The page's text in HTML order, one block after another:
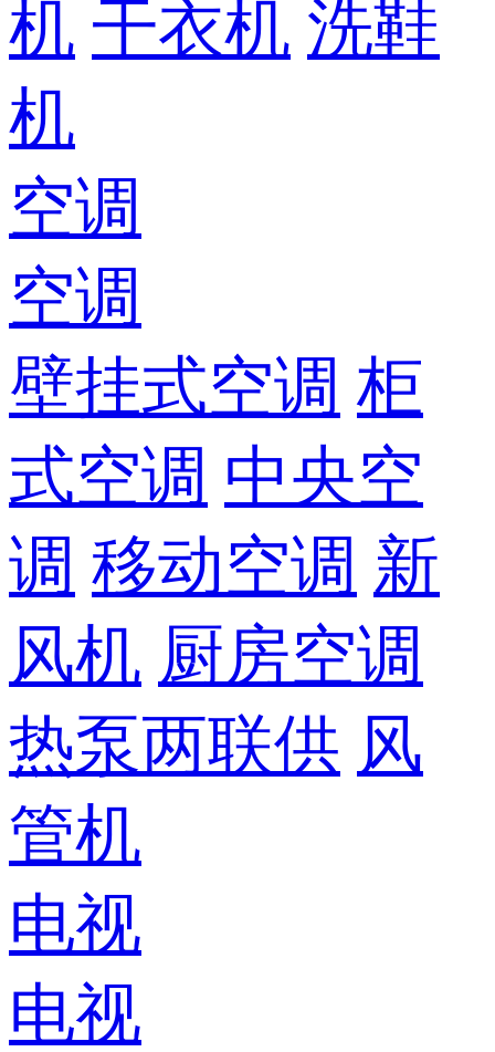
机 干衣机 洗鞋
机
空调
空调
壁挂式空调 柜
式空调 中央空
调 移动空调 新
风机 厨房空调
热泵两联供 风
管机
电视
电视